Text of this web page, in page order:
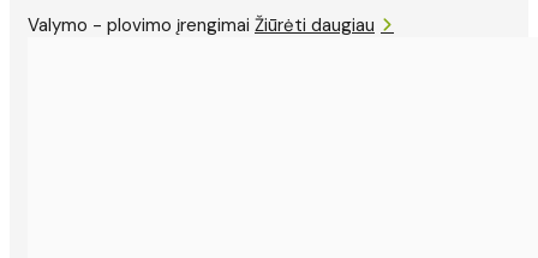
Valymo - plovimo įrengimai Žiūrėti daugiau